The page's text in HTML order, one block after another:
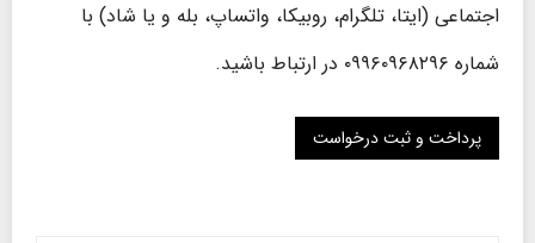
اجتماعی (ایتا، تلگرام، روبیکا، واتساپ، بله و یا شاد) با
شماره ۰۹۹۶۰۹۶۸۲۹۶ در ارتباط باشید.